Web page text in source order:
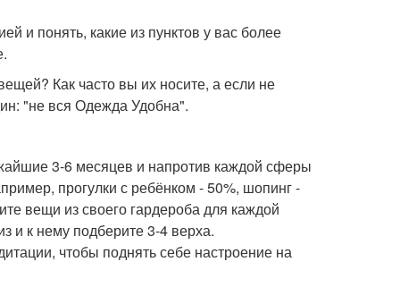
и понять, какие из пунктов у вас более
Как часто вы их носите, а если не
"не вся Одежда Удобна".
3-6 месяцев и напротив каждой сферы
прогулки с ребёнком - 50%, шопинг -
вещи из своего гардероба для каждой
и к нему подберите 3-4 верха.
чтобы поднять себе настроение на